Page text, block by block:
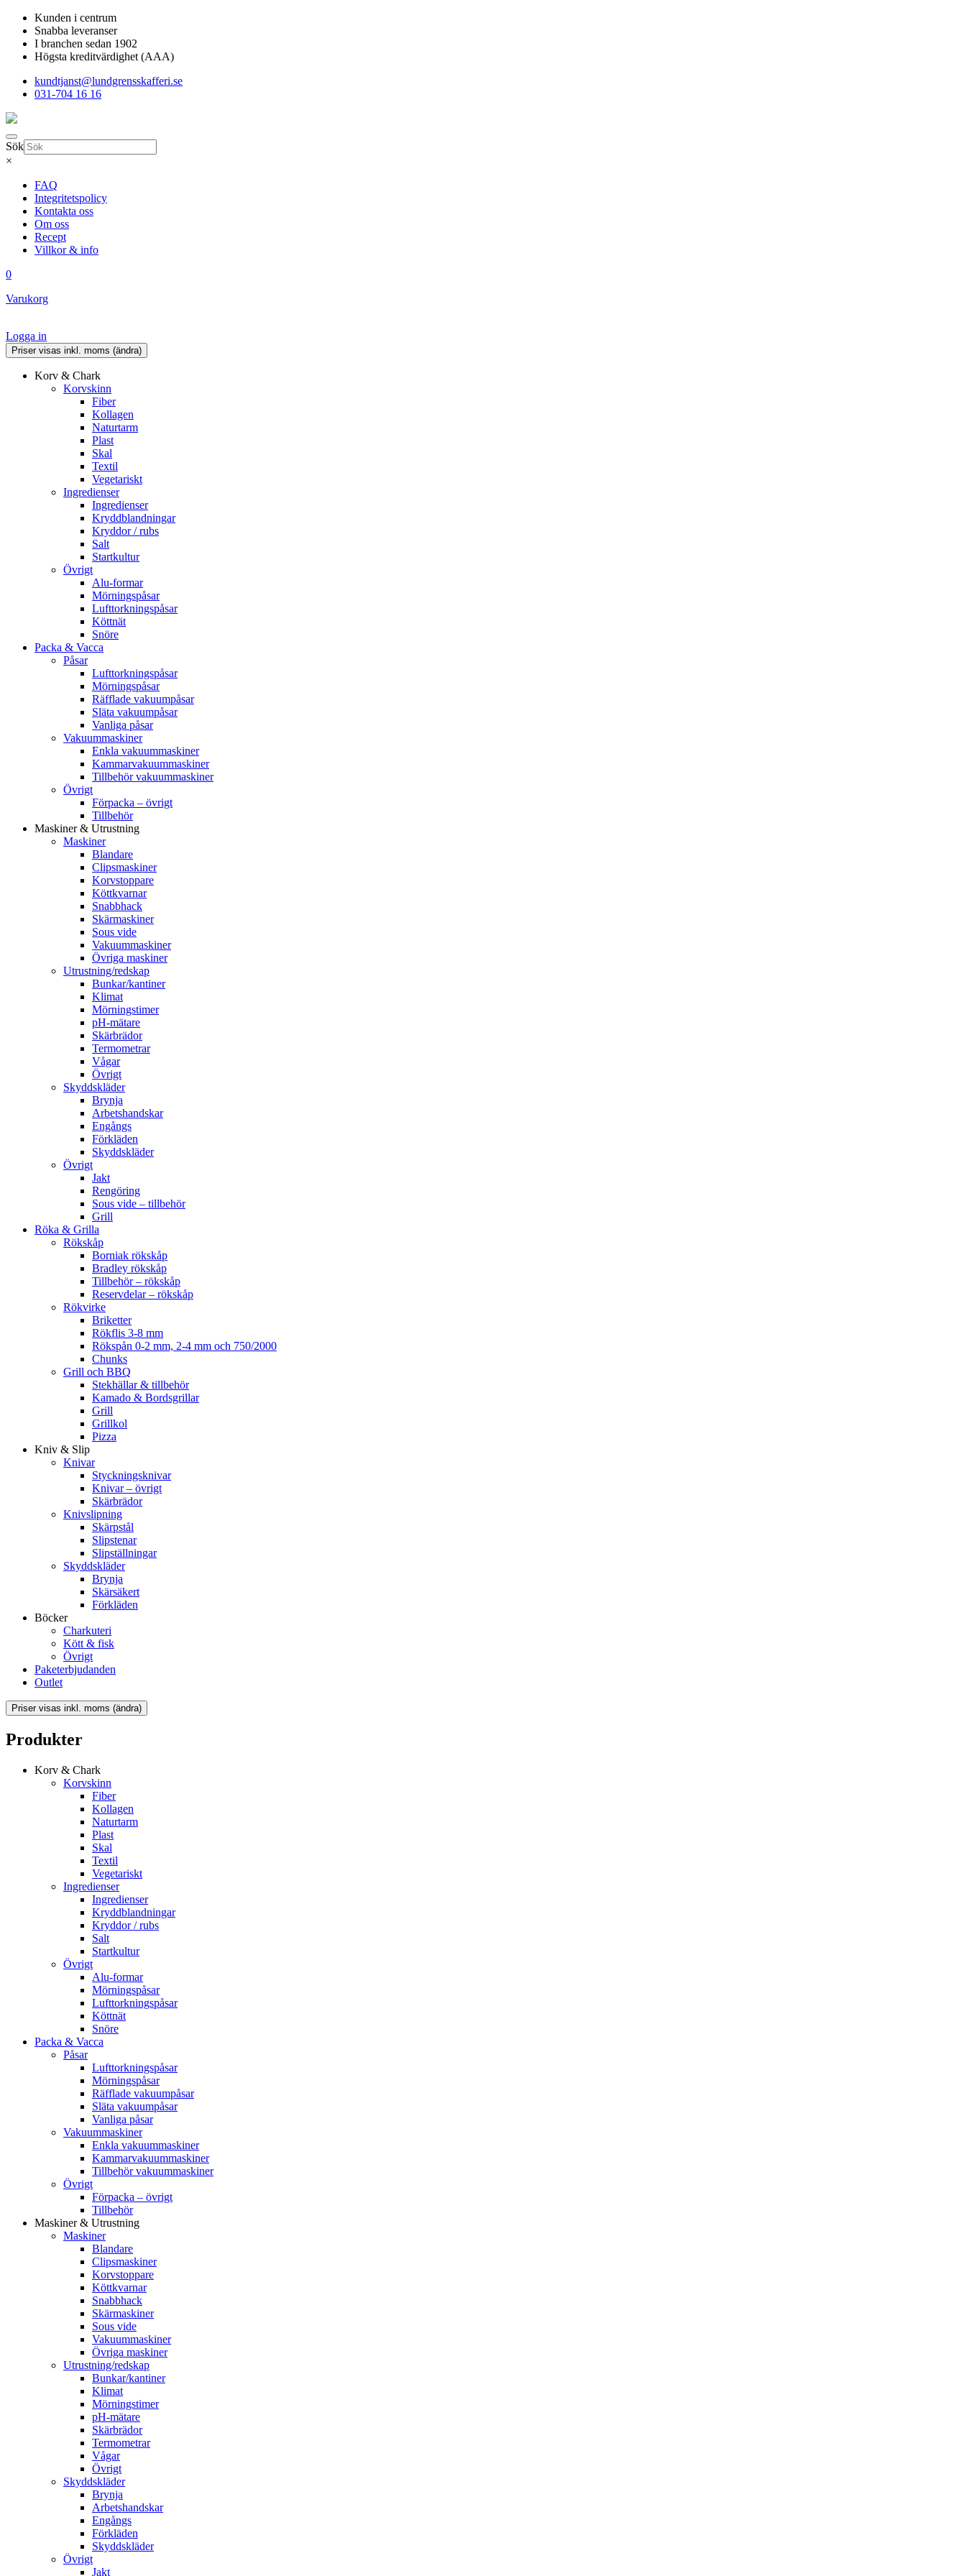
Kunden i centrum
Snabba leveranser
I branchen sedan 1902
Högsta kreditvärdighet (AAA)
kundtjanst@lundgrensskafferi.se
031-704 16 16
Sök
×
FAQ
Integritetspolicy
Kontakta oss
Om oss
Recept
Villkor & info
0
Varukorg
Logga in
Korv & Chark
Korvskinn
Fiber
Kollagen
Naturtarm
Plast
Skal
Textil
Vegetariskt
Ingredienser
Ingredienser
Kryddblandningar
Kryddor / rubs
Salt
Startkultur
Övrigt
Alu-formar
Mörningspåsar
Lufttorkningspåsar
Köttnät
Snöre
Packa & Vacca
Påsar
Lufttorkningspåsar
Mörningspåsar
Räfflade vakuumpåsar
Släta vakuumpåsar
Vanliga påsar
Vakuummaskiner
Enkla vakuummaskiner
Kammarvakuummaskiner
Tillbehör vakuummaskiner
Övrigt
Förpacka – övrigt
Tillbehör
Maskiner & Utrustning
Maskiner
Blandare
Clipsmaskiner
Korvstoppare
Köttkvarnar
Snabbhack
Skärmaskiner
Sous vide
Vakuummaskiner
Övriga maskiner
Utrustning/redskap
Bunkar/kantiner
Klimat
Mörningstimer
pH-mätare
Skärbrädor
Termometrar
Vågar
Övrigt
Skyddskläder
Brynja
Arbetshandskar
Engångs
Förkläden
Skyddskläder
Övrigt
Jakt
Rengöring
Sous vide – tillbehör
Grill
Röka & Grilla
Rökskåp
Borniak rökskåp
Bradley rökskåp
Tillbehör – rökskåp
Reservdelar – rökskåp
Rökvirke
Briketter
Rökflis 3-8 mm
Rökspån 0-2 mm, 2-4 mm och 750/2000
Chunks
Grill och BBQ
Stekhällar & tillbehör
Kamado & Bordsgrillar
Grill
Grillkol
Pizza
Kniv & Slip
Knivar
Styckningsknivar
Knivar – övrigt
Skärbrädor
Knivslipning
Skärpstål
Slipstenar
Slipställningar
Skyddskläder
Brynja
Skärsäkert
Förkläden
Böcker
Charkuteri
Kött & fisk
Övrigt
Paketerbjudanden
Outlet
Produkter
Korv & Chark
Korvskinn
Fiber
Kollagen
Naturtarm
Plast
Skal
Textil
Vegetariskt
Ingredienser
Ingredienser
Kryddblandningar
Kryddor / rubs
Salt
Startkultur
Övrigt
Alu-formar
Mörningspåsar
Lufttorkningspåsar
Köttnät
Snöre
Packa & Vacca
Påsar
Lufttorkningspåsar
Mörningspåsar
Räfflade vakuumpåsar
Släta vakuumpåsar
Vanliga påsar
Vakuummaskiner
Enkla vakuummaskiner
Kammarvakuummaskiner
Tillbehör vakuummaskiner
Övrigt
Förpacka – övrigt
Tillbehör
Maskiner & Utrustning
Maskiner
Blandare
Clipsmaskiner
Korvstoppare
Köttkvarnar
Snabbhack
Skärmaskiner
Sous vide
Vakuummaskiner
Övriga maskiner
Utrustning/redskap
Bunkar/kantiner
Klimat
Mörningstimer
pH-mätare
Skärbrädor
Termometrar
Vågar
Övrigt
Skyddskläder
Brynja
Arbetshandskar
Engångs
Förkläden
Skyddskläder
Övrigt
Jakt